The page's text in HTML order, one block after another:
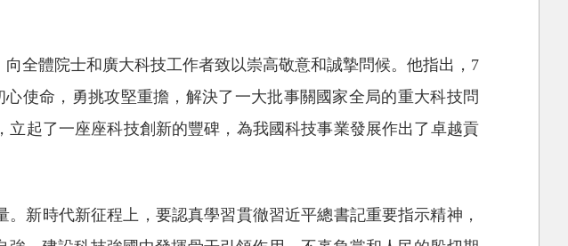
全體院士和廣大科技工作者致以崇高敬意和誠摯問候。他指出，7
使命，勇挑攻堅重擔，解決了一大批事關國家全局的重大科技問
起了一座座科技創新的豐碑，為我國科技事業發展作出了卓越貢
新時代新征程上，要認真學習貫徹習近平總書記重要指示精神，